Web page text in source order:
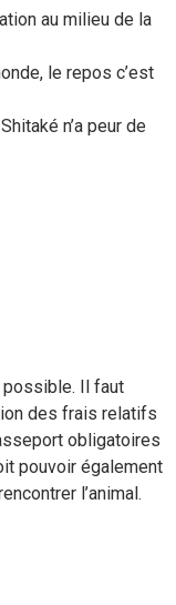
au milieu de la
le repos c’est
n’a peur de
possible. Il faut
des frais relatifs
obligatoires
pouvoir également
l’animal.